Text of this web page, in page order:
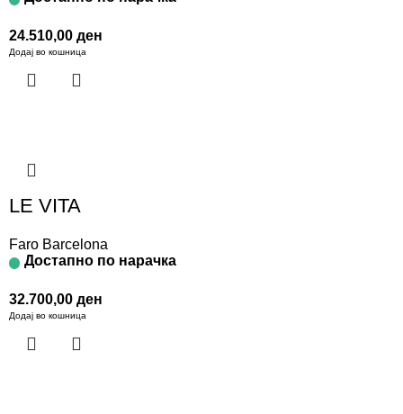
24.510,00 ден
Додај во кошница
LE VITA
Faro Barcelona
Достапно по нарачка
32.700,00 ден
Додај во кошница